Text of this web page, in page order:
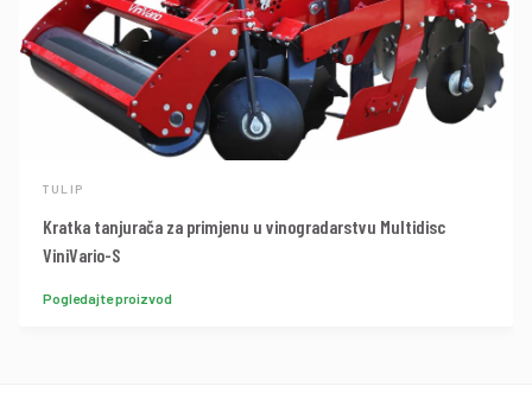
TULIP
Kratka tanjurača za primjenu u vinogradarstvu Multidisc
ViniVario-S
Pogledajte proizvod